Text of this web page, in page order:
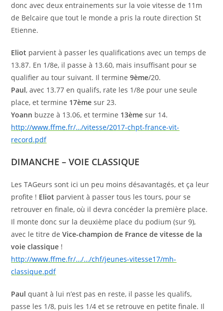
donc avec deux entrainements sur la voie vitesse de 11m
de Belcaire que tout le monde a pris la route direction St
Etienne.
Eliot parvient à passer les qualifications avec un temps de
13.87. En 1/8e, il passe à 13.60, mais insuffisant pour se
qualifier au tour suivant. Il termine9ème/20.
Paul, avec 13.77 en qualifs, rate les 1/8e pour une seule
place, et termine 17ème sur 23.
Yoann buzze à 13.06, et termine 13ème sur 14.
http://www.ffme.fr/…/vitesse/2017-chpt-france-vit-
record.pdf
DIMANCHE – VOIE CLASSIQUE
Les TAGeurs sont ici un peu moins désavantagés, et ça leur
profite ! Eliot parvient à passer tous les tours, pour se
retrouver en finale, où il devra concéder la première place.
Il monte donc sur la deuxième place du podium (sur 9),
avec le titre deVice-champion de France de vitesse de la
voie classique !
http://www.ffme.fr/…/…/chf/jeunes-vitesse17/mh-
classique.pdf
Paul quant à lui n’est pas en reste, il passe les qualifs,
passe les 1/8, puis les 1/4 et se retrouve en petite finale. Il